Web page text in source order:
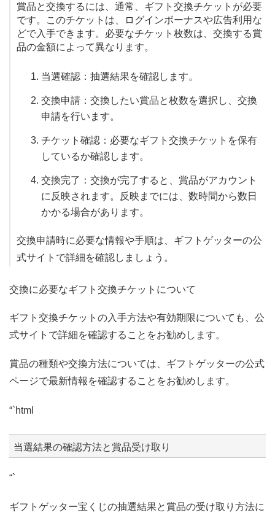
賞品と交換するには、通常、ギフト交換チケットが必要
です。このチケットは、ログインボーナスや広告利用な
どで入手できます。必要なチケット枚数は、交換する賞
品の金額によって異なります。
当選確認：抽選結果を確認します。
交換申請：交換したい賞品と枚数を選択し、交換
申請を行います。
チケット確認：必要なギフト交換チケットを保有
しているか確認します。
交換完了：交換が完了すると、賞品がアカウント
に反映されます。反映までには、数時間から数日
かかる場合があります。
交換申請時に必要な情報や手順は、ギフトゲッターの公
式サイトで詳細を確認しましょう。
交換に必要なギフト交換チケットについて
ギフト交換チケットの入手方法や有効期限についても、公
式サイトで詳細を確認することをお勧めします。
賞品の種類や交換方法については、ギフトゲッターの公式
ページで最新情報を確認することをお勧めします。
“`html
当選結果の確認方法と賞品受け取り
“`
ギフトゲッター宝くじの抽選結果と賞品の受け取り方法に